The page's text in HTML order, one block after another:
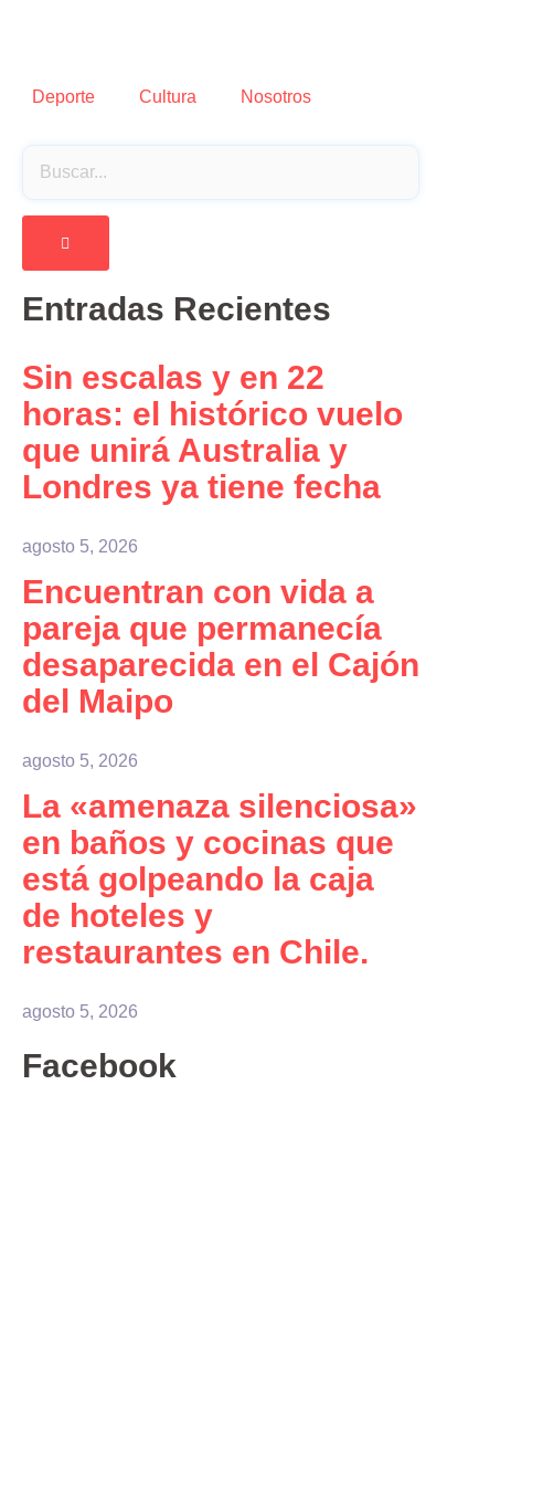
Deporte Cultura Nosotros
Entradas Recientes
Sin escalas y en 22
horas: el histórico vuelo
que unirá Australia y
Londres ya tiene fecha
agosto 5, 2026
Encuentran con vida a
pareja que permanecía
desaparecida en el Cajón
del Maipo
agosto 5, 2026
La «amenaza silenciosa»
en baños y cocinas que
está golpeando la caja
de hoteles y
restaurantes en Chile.
agosto 5, 2026
Facebook